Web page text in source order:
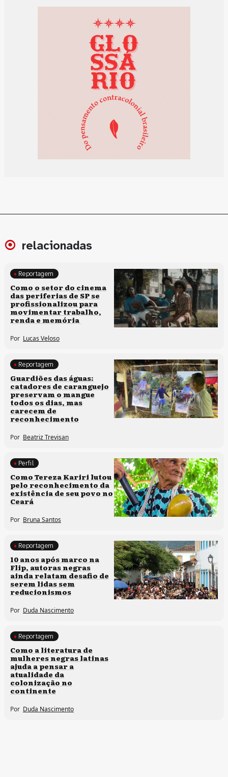
relacionadas
Políticas culturais
Reportagem
Como o setor do cinema
das periferias de SP se
profissionalizou para
movimentar trabalho,
renda e memória
Por Lucas Veloso
Clima e cultura
Reportagem
Guardiões das águas:
catadores de caranguejo
preservam o mangue
todos os dias, mas
carecem de
reconhecimento
Por Beatriz Trevisan
Comunidades tradicionais
Perfil
Como Tereza Kariri lutou
pelo reconhecimento da
existência de seu povo no
Ceará
Por Bruna Santos
Processos artísticos
Reportagem
10 anos após marco na
Flip, autoras negras
ainda relatam desafio de
serem lidas sem
reducionismos
Por Duda Nascimento
Direitos humanos
Reportagem
Como a literatura de
mulheres negras latinas
ajuda a pensar a
atualidade da
colonização no
continente
Por Duda Nascimento